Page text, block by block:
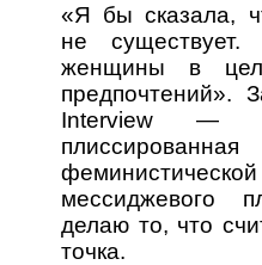
«Я бы сказала,
не
женщины в
предпочтений».
Interview —
мессиджевого
делаю то, что
точка.